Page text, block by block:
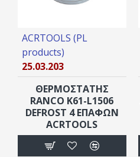
ACRTOOLS (PL
products)
25.03.203
ΘΕΡΜΟΣΤΑΤΗΣ
RANCO K61-L1506
DEFROST 4 ΕΠΑΦΏΝ
ACRTOOLS